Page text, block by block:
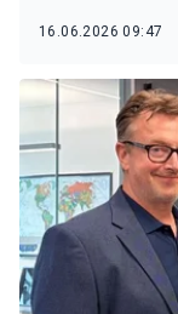
16.06.2026 09:47